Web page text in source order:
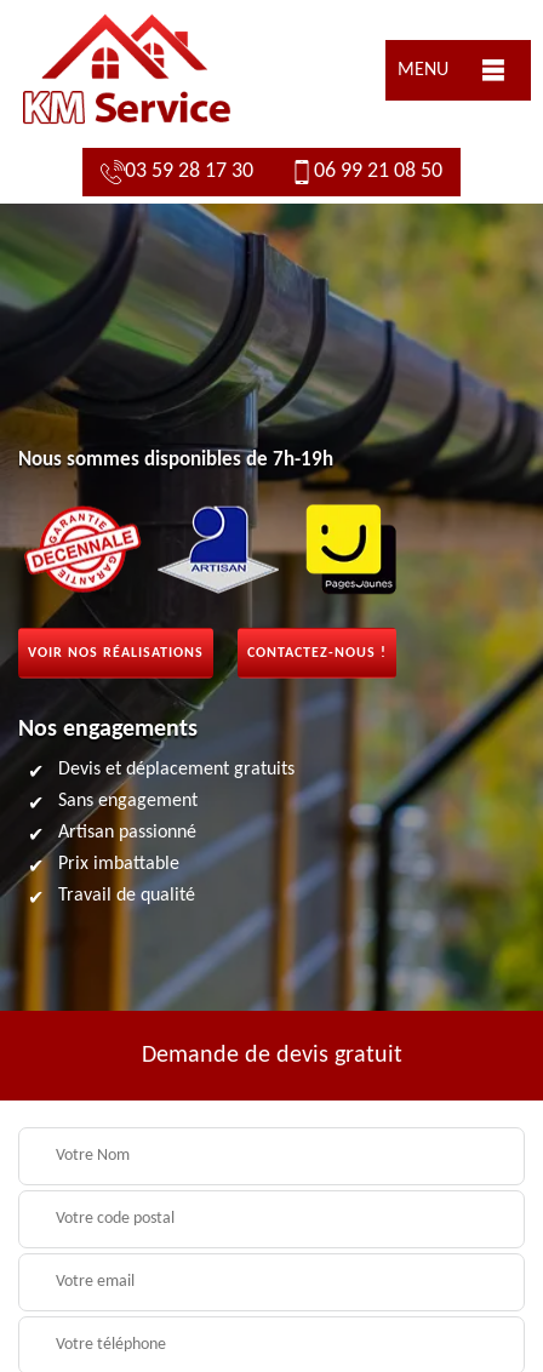
MENU
03 59 28 17 30 06 99 21 08 50
Nous sommes disponibles de 7h-19h
VOIR NOS RÉALISATIONS CONTACTEZ-NOUS !
Nos engagements
Devis et déplacement gratuits
Sans engagement
Artisan passionné
Prix imbattable
Travail de qualité
Demande de devis gratuit